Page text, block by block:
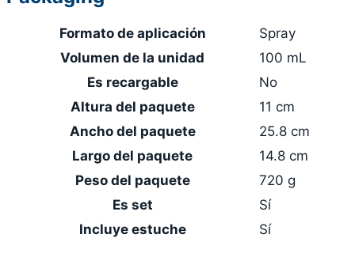
Formato de aplicación
Spray
Volumen de la unidad
100 mL
Es recargable
No
Altura del paquete
11 cm
Ancho del paquete
25.8 cm
Largo del paquete
14.8 cm
Peso del paquete
720 g
Es set
Sí
Incluye estuche
Sí